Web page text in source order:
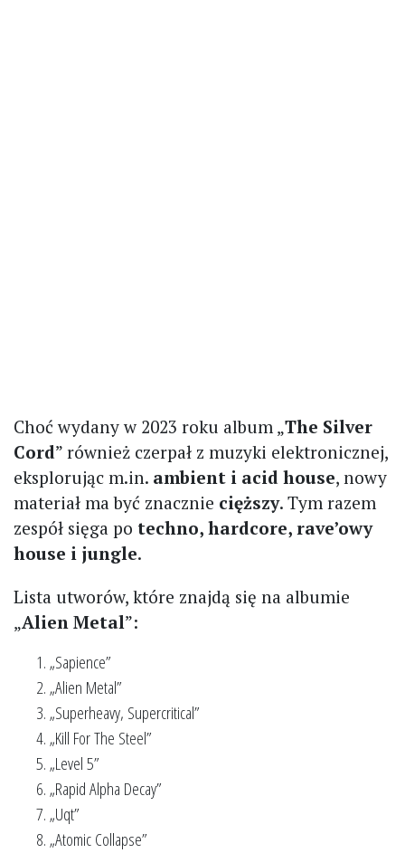
Choć wydany w 2023 roku album „The Silver
Cord” również czerpał z muzyki elektronicznej,
eksplorując m.in. ambient i acid house, nowy
materiał ma być znacznie cięższy. Tym razem
zespół sięga po techno, hardcore, rave’owy
house i jungle.
Lista utworów, które znajdą się na albumie
„Alien Metal”:
„Sapience”
„Alien Metal”
„Superheavy, Supercritical”
„Kill For The Steel”
„Level 5”
„Rapid Alpha Decay”
„Uqt”
„Atomic Collapse”